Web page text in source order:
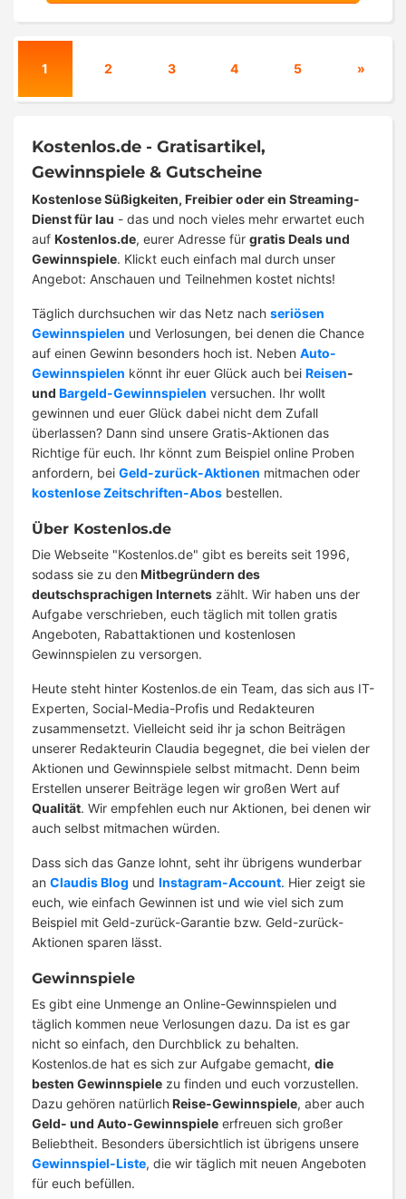
1 2 3 4 5 »
Kostenlos.de - Gratisartikel,
Gewinnspiele & Gutscheine
Kostenlose Süßigkeiten, Freibier oder ein Streaming-
Dienst für lau - das und noch vieles mehr erwartet euch
auf Kostenlos.de, eurer Adresse für gratis Deals und
Gewinnspiele. Klickt euch einfach mal durch unser
Angebot: Anschauen und Teilnehmen kostet nichts!
Täglich durchsuchen wir das Netz nach seriösen
Gewinnspielen und Verlosungen, bei denen die Chance
auf einen Gewinn besonders hoch ist. Neben Auto-
Gewinnspielen könnt ihr euer Glück auch bei Reisen-
und Bargeld-Gewinnspielen versuchen. Ihr wollt
gewinnen und euer Glück dabei nicht dem Zufall
überlassen? Dann sind unsere Gratis-Aktionen das
Richtige für euch. Ihr könnt zum Beispiel online Proben
anfordern, bei Geld-zurück-Aktionen mitmachen oder
kostenlose Zeitschriften-Abos bestellen.
Über Kostenlos.de
Die Webseite "Kostenlos.de" gibt es bereits seit 1996,
sodass sie zu den Mitbegründern des
deutschsprachigen Internets zählt. Wir haben uns der
Aufgabe verschrieben, euch täglich mit tollen gratis
Angeboten, Rabattaktionen und kostenlosen
Gewinnspielen zu versorgen.
Heute steht hinter Kostenlos.de ein Team, das sich aus IT-
Experten, Social-Media-Profis und Redakteuren
zusammensetzt. Vielleicht seid ihr ja schon Beiträgen
unserer Redakteurin Claudia begegnet, die bei vielen der
Aktionen und Gewinnspiele selbst mitmacht. Denn beim
Erstellen unserer Beiträge legen wir großen Wert auf
Qualität. Wir empfehlen euch nur Aktionen, bei denen wir
auch selbst mitmachen würden.
Dass sich das Ganze lohnt, seht ihr übrigens wunderbar
an Claudis Blog und Instagram-Account. Hier zeigt sie
euch, wie einfach Gewinnen ist und wie viel sich zum
Beispiel mit Geld-zurück-Garantie bzw. Geld-zurück-
Aktionen sparen lässt.
Gewinnspiele
Es gibt eine Unmenge an Online-Gewinnspielen und
täglich kommen neue Verlosungen dazu. Da ist es gar
nicht so einfach, den Durchblick zu behalten.
Kostenlos.de hat es sich zur Aufgabe gemacht, die
besten Gewinnspiele zu finden und euch vorzustellen.
Dazu gehören natürlichReise-Gewinnspiele, aber auch
Geld- und Auto-Gewinnspiele erfreuen sich großer
Beliebtheit. Besonders übersichtlich ist übrigens unsere
Gewinnspiel-Liste, die wir täglich mit neuen Angeboten
für euch befüllen.